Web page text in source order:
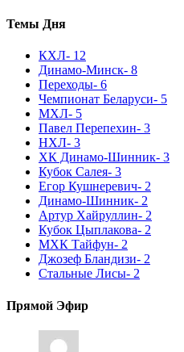
Темы Дня
КХЛ- 12
Динамо-Минск- 8
Переходы- 6
Чемпионат Беларуси- 5
МХЛ- 5
Павел Перепехин- 3
НХЛ- 3
ХК Динамо-Шинник- 3
Кубок Салея- 3
Егор Кушнеревич- 2
Динамо-Шинник- 2
Артур Хайруллин- 2
Кубок Цыплакова- 2
МХК Тайфун- 2
Джозеф Бландизи- 2
Стальные Лисы- 2
Прямой Эфир